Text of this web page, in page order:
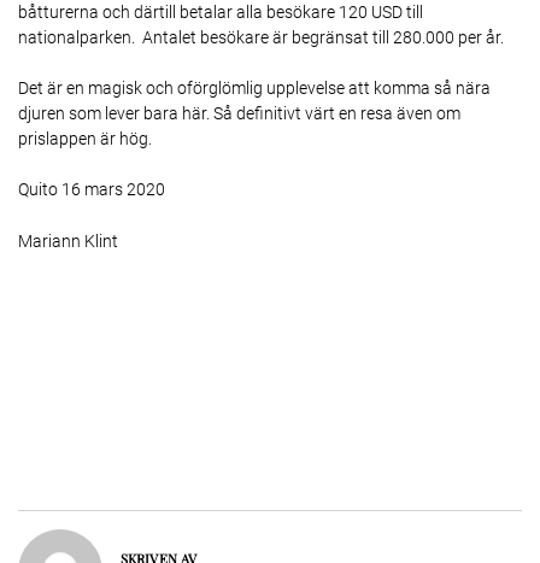
båtturerna och därtill betalar alla besökare 120 USD till
nationalparken. Antalet besökare är begränsat till 280.000 per år.
Det är en magisk och oförglömlig upplevelse att komma så nära
djuren som lever bara här. Så definitivt värt en resa även om
prislappen är hög.
Quito 16 mars 2020
Mariann Klint
SKRIVEN AV